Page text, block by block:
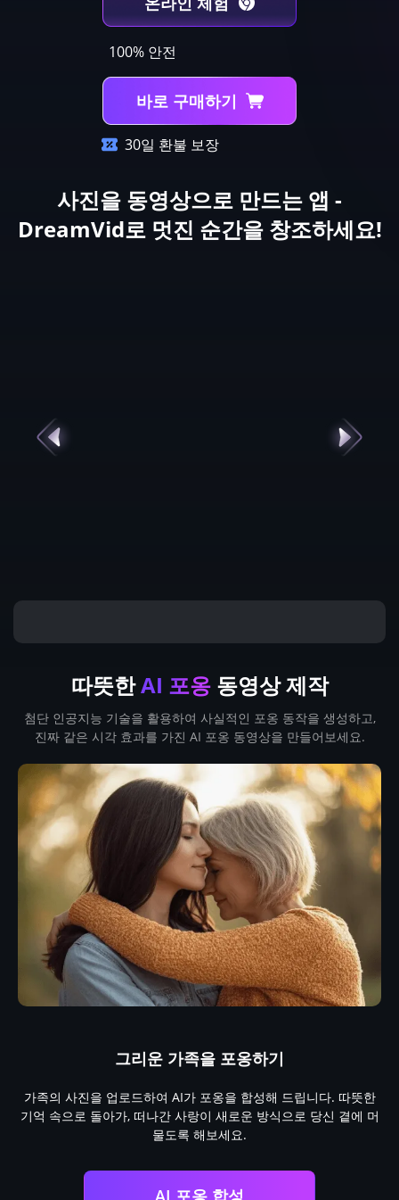
바로 구매하기
100% 안전
30일 환불 보장
사진을 동영상으로 만드는 앱 -
DreamVid로 멋진 순간을 창조하세요!
따뜻한AI 포옹동영상 제작
첨단 인공지능 기술을 활용하여 사실적인 포옹 동작을 생성하고,
진짜 같은 시각 효과를 가진 AI 포옹 동영상을 만들어보세요.
그리운 가족을 포옹하기
가족의 사진을 업로드하여 AI가 포옹을 합성해 드립니다. 따뜻한
기억 속으로 돌아가, 떠나간 사랑이 새로운 방식으로 당신 곁에 머
물도록 해보세요.
AI 포옹 합성